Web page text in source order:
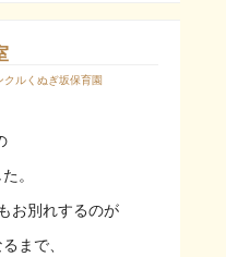
クルくぬぎ坂保育園
。
お別れするのが
まで、